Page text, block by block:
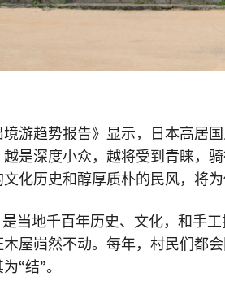
境游趋势报告》 显示，日本高居
是深度小众，越将受到青睐，
化历史和醇厚质朴的民风，将
当地千百年历史、文化，和手
屋岿然不动。每年，村民们都
“结”。